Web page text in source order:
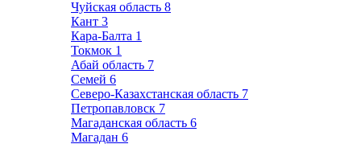
Чуйская область 8
Кант 3
Кара-Балта 1
Токмок 1
Абай область 7
Семей 6
Северо-Казахстанская область 7
Петропавловск 7
Магаданская область 6
Магадан 6